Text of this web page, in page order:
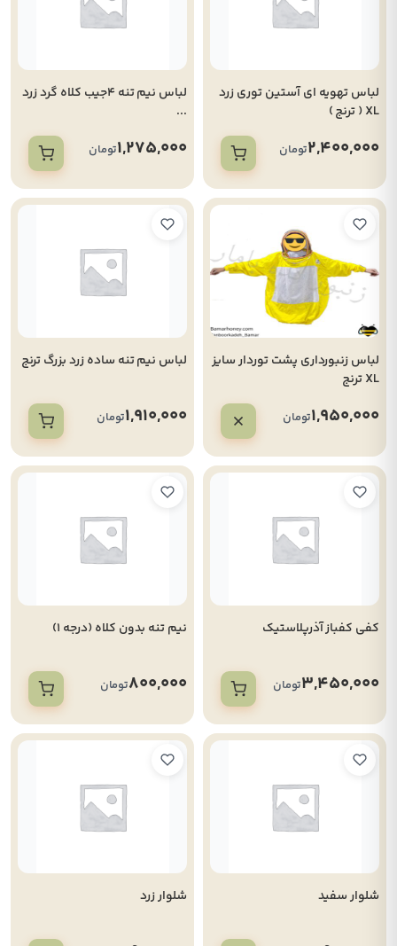
لباس تهویه ای آستین توری زرد
XL ( ترنج )
2,400,000تومان
لباس نیم تنه 4جیب کلاه گرد زرد
...
1,275,000تومان
لباس زنبورداری پشت توردار سایز
XL ترنج
1,950,000تومان
لباس نیم تنه ساده زرد بزرگ ترنج
1,910,000تومان
کفی کفباز آذرپلاستیک
3,450,000تومان
نیم تنه بدون کلاه (درجه 1)
800,000تومان
شلوار سفید شلوار زرد